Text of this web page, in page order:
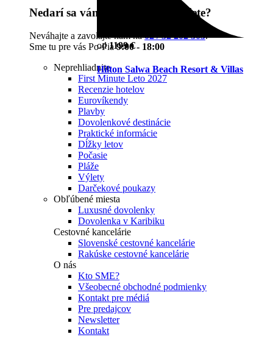
Nedarí sa vám nájsť čo potrebujete?
Neváhajte a zavolajte nám na02 / 32 202 303.
Sme tu pre vás Po-Pia9:00 - 18:00
Neprehliadnite
First Minute Leto 2027
Recenzie hotelov
Eurovíkendy
Plavby
Dovolenkové destinácie
Praktické informácie
Dĺžky letov
Počasie
Pláže
Výlety
Darčekové poukazy
Obľúbené miesta
Luxusné dovolenky
Dovolenka v Karibiku
Cestovné kancelárie
Slovenské cestovné kancelárie
Rakúske cestovné kancelárie
O nás
Kto SME?
Všeobecné obchodné podmienky
Kontakt pre médiá
Pre predajcov
Newsletter
Kontakt
od1199 €
Hilton Salwa Beach Resort & Villas